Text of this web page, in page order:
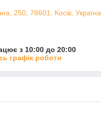
250, 78601, Косів, Україна
з 10:00 до 20:00
графік роботи